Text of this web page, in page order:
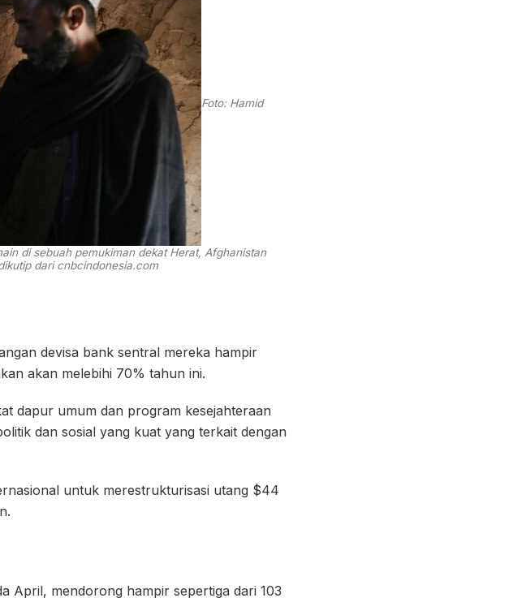
Foto: Hamid
di sebuah pemukiman dekat Herat, Afghanistan
dari cnbcindonesia.com
devisa bank sentral mereka hampir
akan melebihi 70% tahun ini.
dapur umum dan program kesejahteraan
dan sosial yang kuat yang terkait dengan
untuk merestrukturisasi utang $44
April, mendorong hampir sepertiga dari 103